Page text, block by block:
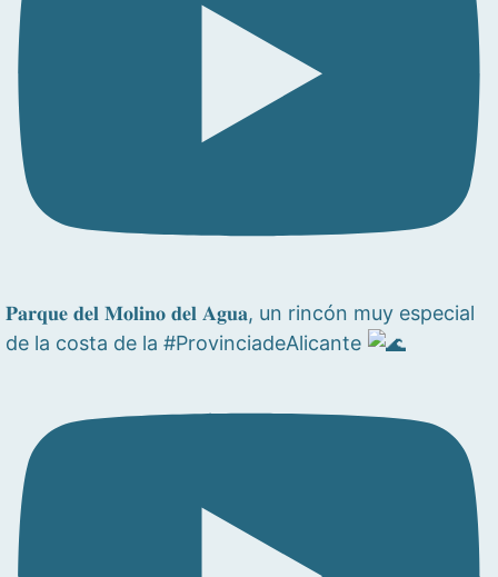
𝐏𝐚𝐫𝐪𝐮𝐞 𝐝𝐞𝐥 𝐌𝐨𝐥𝐢𝐧𝐨 𝐝𝐞𝐥 𝐀𝐠𝐮𝐚, un rincón muy especial
de la costa de la #ProvinciadeAlicante